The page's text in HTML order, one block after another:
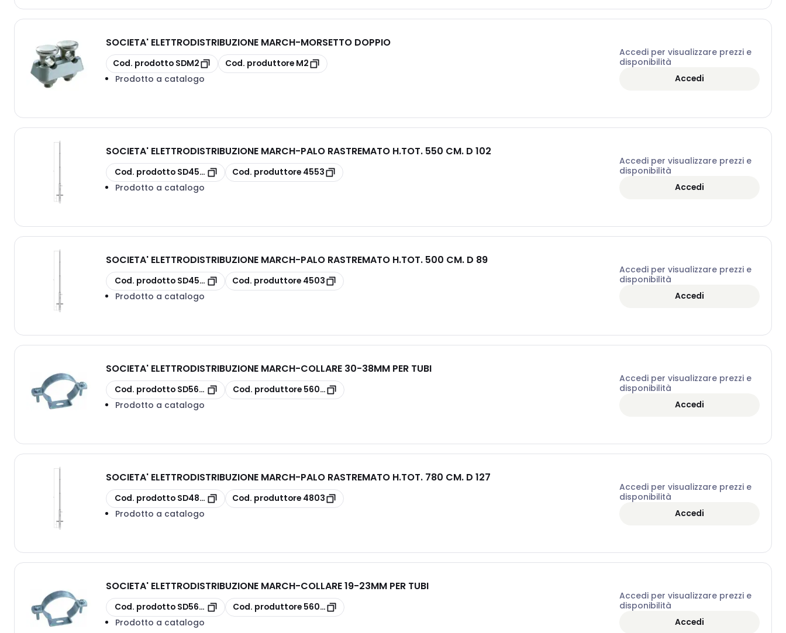
SOCIETA' ELETTRODISTRIBUZIONE MARCH-MORSETTO DOPPIO
copia
Cod. prodotto SDM2 copia
Cod. produttore M2
Prodotto a catalogo
Accedi per visualizzare prezzi e
disponibilità
Accedi
SOCIETA' ELETTRODISTRIBUZIONE MARCH-PALO RASTREMATO H.TOT. 550 CM. D 102
copia
Cod. prodotto SD4553 copia
Cod. produttore 4553
Prodotto a catalogo
Accedi per visualizzare prezzi e
disponibilità
Accedi
SOCIETA' ELETTRODISTRIBUZIONE MARCH-PALO RASTREMATO H.TOT. 500 CM. D 89
copia
Cod. prodotto SD4503 copia
Cod. produttore 4503
Prodotto a catalogo
Accedi per visualizzare prezzi e
disponibilità
Accedi
SOCIETA' ELETTRODISTRIBUZIONE MARCH-COLLARE 30-38MM PER TUBI
copia
Cod. prodotto SD5605/38copia
Cod. produttore 5605/38
Prodotto a catalogo
Accedi per visualizzare prezzi e
disponibilità
Accedi
SOCIETA' ELETTRODISTRIBUZIONE MARCH-PALO RASTREMATO H.TOT. 780 CM. D 127
copia
Cod. prodotto SD4803 copia
Cod. produttore 4803
Prodotto a catalogo
Accedi per visualizzare prezzi e
disponibilità
Accedi
SOCIETA' ELETTRODISTRIBUZIONE MARCH-COLLARE 19-23MM PER TUBI
copia
Cod. prodotto SD5605/22copia
Cod. produttore 5605/22
Prodotto a catalogo
Accedi per visualizzare prezzi e
disponibilità
Accedi